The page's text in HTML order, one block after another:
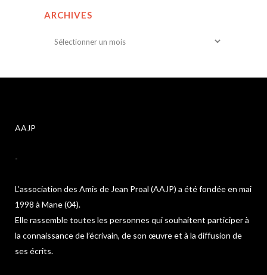
ARCHIVES
Archives
AAJP
-
L’association des Amis de Jean Proal (AAJP) a été fondée en mai
1998 à Mane (04).
Elle rassemble toutes les personnes qui souhaitent participer à
la connaissance de l’écrivain, de son œuvre et à la diffusion de
ses écrits.